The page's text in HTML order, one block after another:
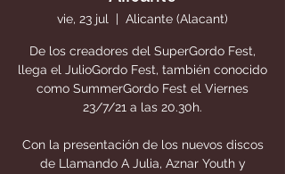
vie, 23 jul
  |
Alicante (Alacant)
De los creadores del SuperGordo Fest,
llega el JulioGordo Fest, también conocido
como SummerGordo Fest el Viernes
23/7/21 a las 20.30h.
Con la presentación de los nuevos discos
de Llamando A Julia, Aznar Youth y